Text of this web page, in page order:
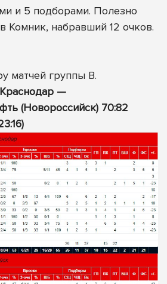
и 5 подборами. Полезно
Комник, набравший 12 очков.
матчей группы B.
Краснодар —
(Новороссийск) 70:82